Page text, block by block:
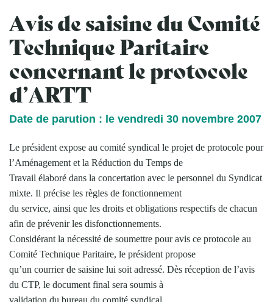
Avis de saisine du Comité
Technique Paritaire
concernant le protocole
d’ARTT
Date de parution : le vendredi 30 novembre 2007
Le président expose au comité syndical le projet de protocole pour
l’Aménagement et la Réduction du Temps de
Travail élaboré dans la concertation avec le personnel du Syndicat
mixte. Il précise les règles de fonctionnement
du service, ainsi que les droits et obligations respectifs de chacun
afin de prévenir les disfonctionnements.
Considérant la nécessité de soumettre pour avis ce protocole au
Comité Technique Paritaire, le président propose
qu’un courrier de saisine lui soit adressé. Dès réception de l’avis
du CTP, le document final sera soumis à
validation du bureau du comité syndical.